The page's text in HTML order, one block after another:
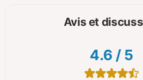
Avis et
4.6 / 5